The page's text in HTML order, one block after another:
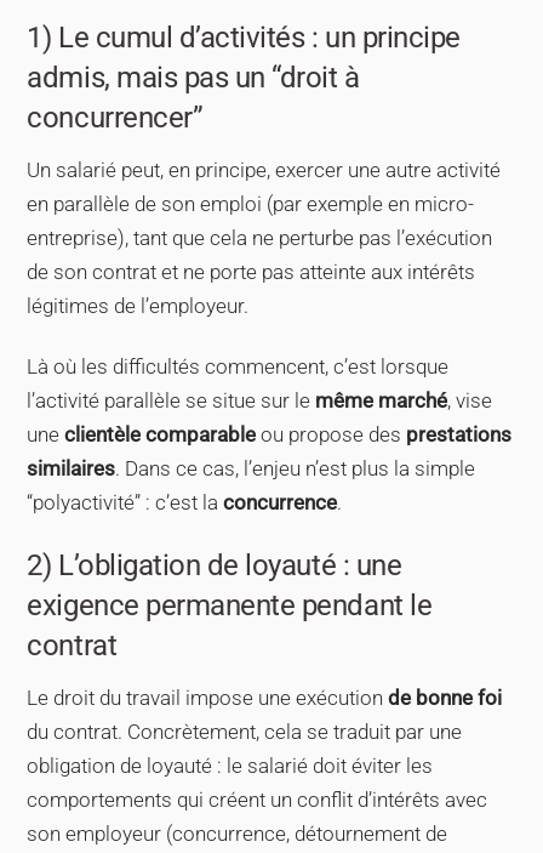
1) Le cumul d’activités : un principe
admis, mais pas un “droit à
concurrencer”
Un salarié peut, en principe, exercer une autre activité
en parallèle de son emploi (par exemple en micro-
entreprise), tant que cela ne perturbe pas l’exécution
de son contrat et ne porte pas atteinte aux intérêts
légitimes de l’employeur.
Là où les difficultés commencent, c’est lorsque
l’activité parallèle se situe sur le même marché, vise
uneclientèle comparable ou propose des prestations
similaires. Dans ce cas, l’enjeu n’est plus la simple
“polyactivité” : c’est laconcurrence.
2) L’obligation de loyauté : une
exigence permanente pendant le
contrat
Le droit du travail impose une exécutionde bonne foi
du contrat. Concrètement, cela se traduit par une
obligation de loyauté : le salarié doit éviter les
comportements qui créent un conflit d’intérêts avec
son employeur (concurrence, détournement de